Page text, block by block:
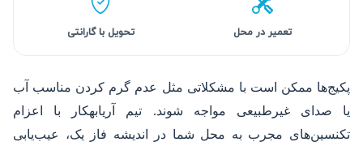
تعمیر در محل تحویل با گارانتی
پکیج‌ها ممکن است با مشکلاتی مثل عدم گرم کردن مناسب آب
یا صدای غیرطبیعی مواجه شوند. تیم آریابهکار با اعزام
تکنسین‌های مجرب به محل شما در اندیشه فاز یک، عیب‌یابی